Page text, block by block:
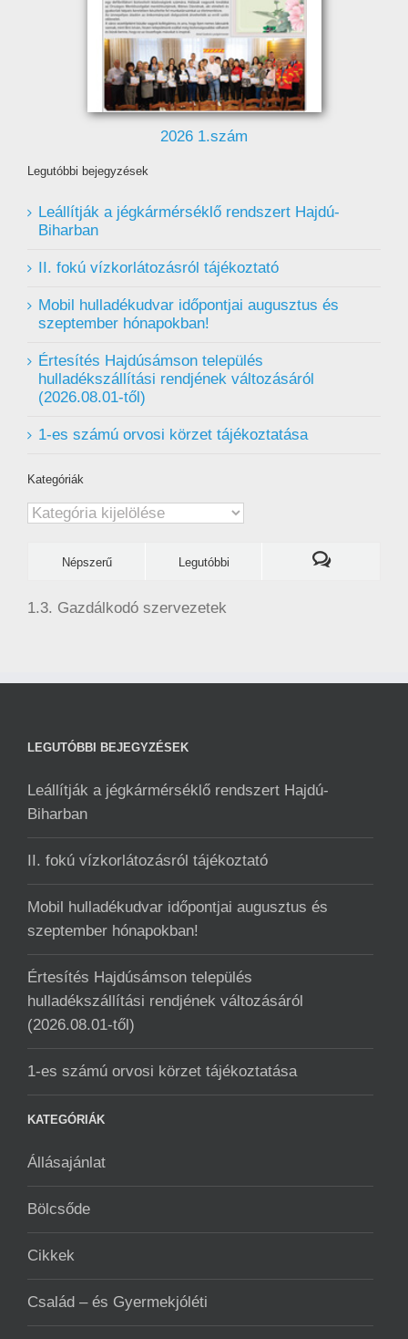
2026 1.szám
Legutóbbi bejegyzések
Leállítják a jégkármérséklő rendszert Hajdú-
Biharban
II. fokú vízkorlátozásról tájékoztató
Mobil hulladékudvar ️időpontjai augusztus és
szeptember hónapokban!
Értesítés Hajdúsámson település
hulladékszállítási rendjének változásáról
(2026.08.01-től)
1-es számú orvosi körzet tájékoztatása
Kategóriák
Kategóriák
Népszerű Legutóbbi
1.3. Gazdálkodó szervezetek
LEGUTÓBBI BEJEGYZÉSEK
Leállítják a jégkármérséklő rendszert Hajdú-
Biharban
II. fokú vízkorlátozásról tájékoztató
Mobil hulladékudvar ️időpontjai augusztus és
szeptember hónapokban!
Értesítés Hajdúsámson település
hulladékszállítási rendjének változásáról
(2026.08.01-től)
1-es számú orvosi körzet tájékoztatása
KATEGÓRIÁK
Állásajánlat
Bölcsőde
Cikkek
Család – és Gyermekjóléti